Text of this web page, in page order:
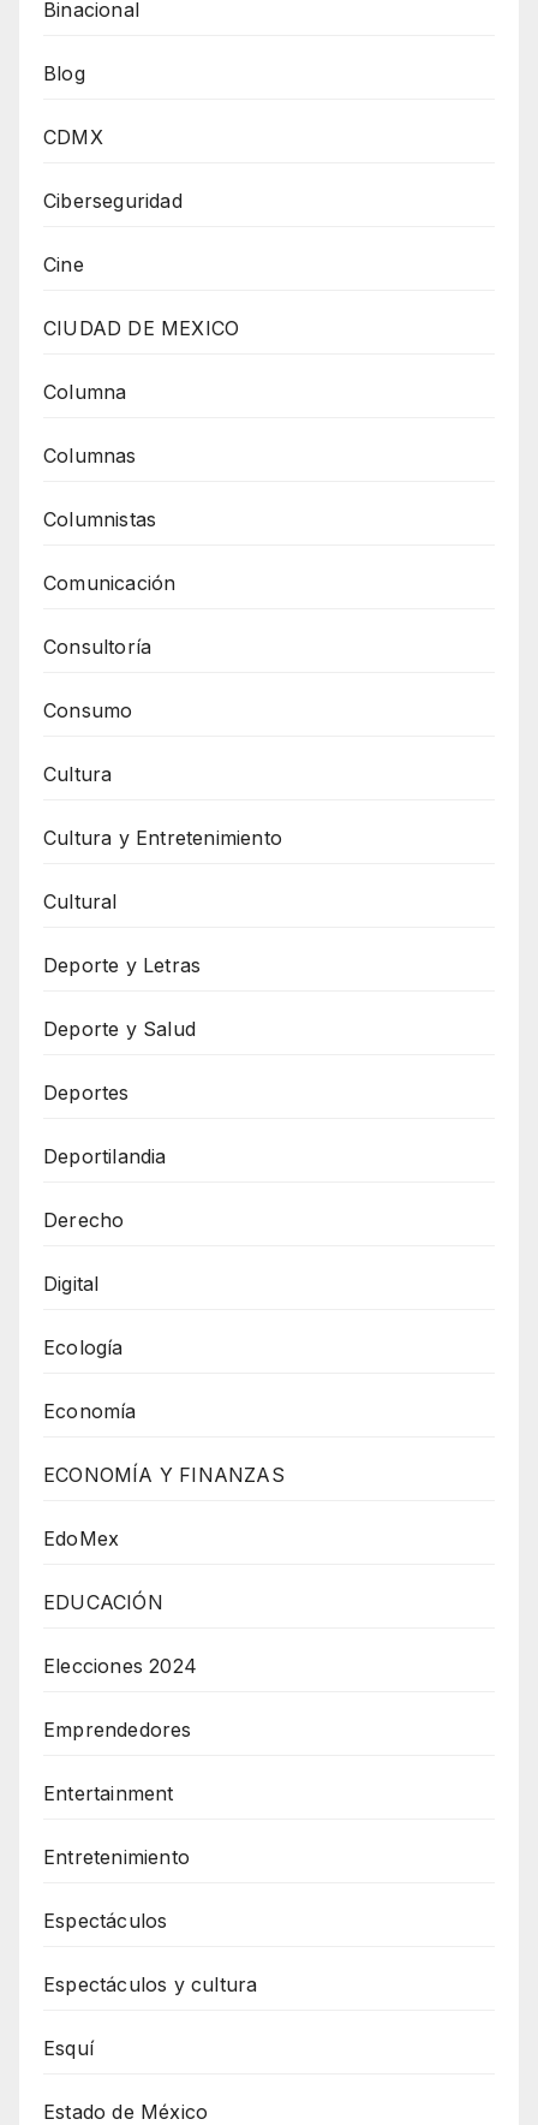
Binacional
Blog
CDMX
Ciberseguridad
Cine
CIUDAD DE MEXICO
Columna
Columnas
Columnistas
Comunicación
Consultoría
Consumo
Cultura
Cultura y Entretenimiento
Cultural
Deporte y Letras
Deporte y Salud
Deportes
Deportilandia
Derecho
Digital
Ecología
Economía
ECONOMÍA Y FINANZAS
EdoMex
EDUCACIÓN
Elecciones 2024
Emprendedores
Entertainment
Entretenimiento
Espectáculos
Espectáculos y cultura
Esquí
Estado de México